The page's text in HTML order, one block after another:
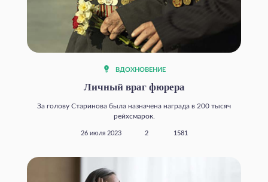
ВДОХНОВЕНИЕ
Личный враг фюрера
За голову Старинова была назначена награда в 200 тысяч
рейхсмарок.
26 июля 2023 2 1581